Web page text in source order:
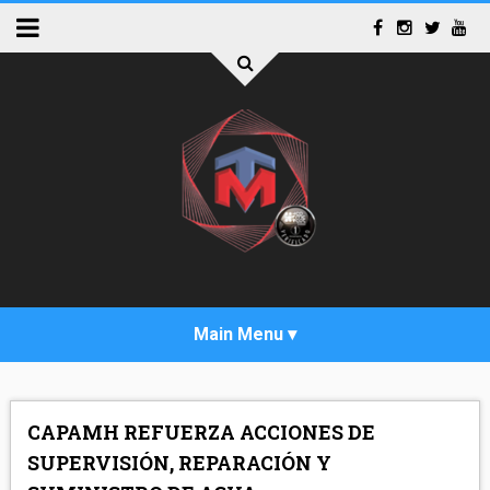
CAPAMH REFUERZA ACCIONES DE
SUPERVISIÓN, REPARACIÓN Y